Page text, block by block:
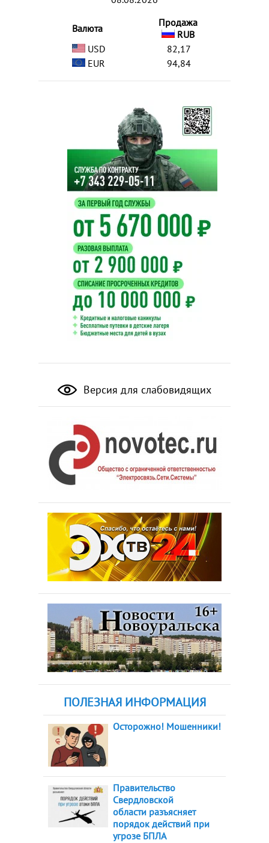
Валюта
Продажа
RUB
USD
82,17
EUR
94,84
Версия для слабовидящих
ПОЛЕЗНАЯ ИНФОРМАЦИЯ
Осторожно! Мошенники!
Правительство
Свердловской
области разъясняет
порядок действий при
угрозе БПЛА